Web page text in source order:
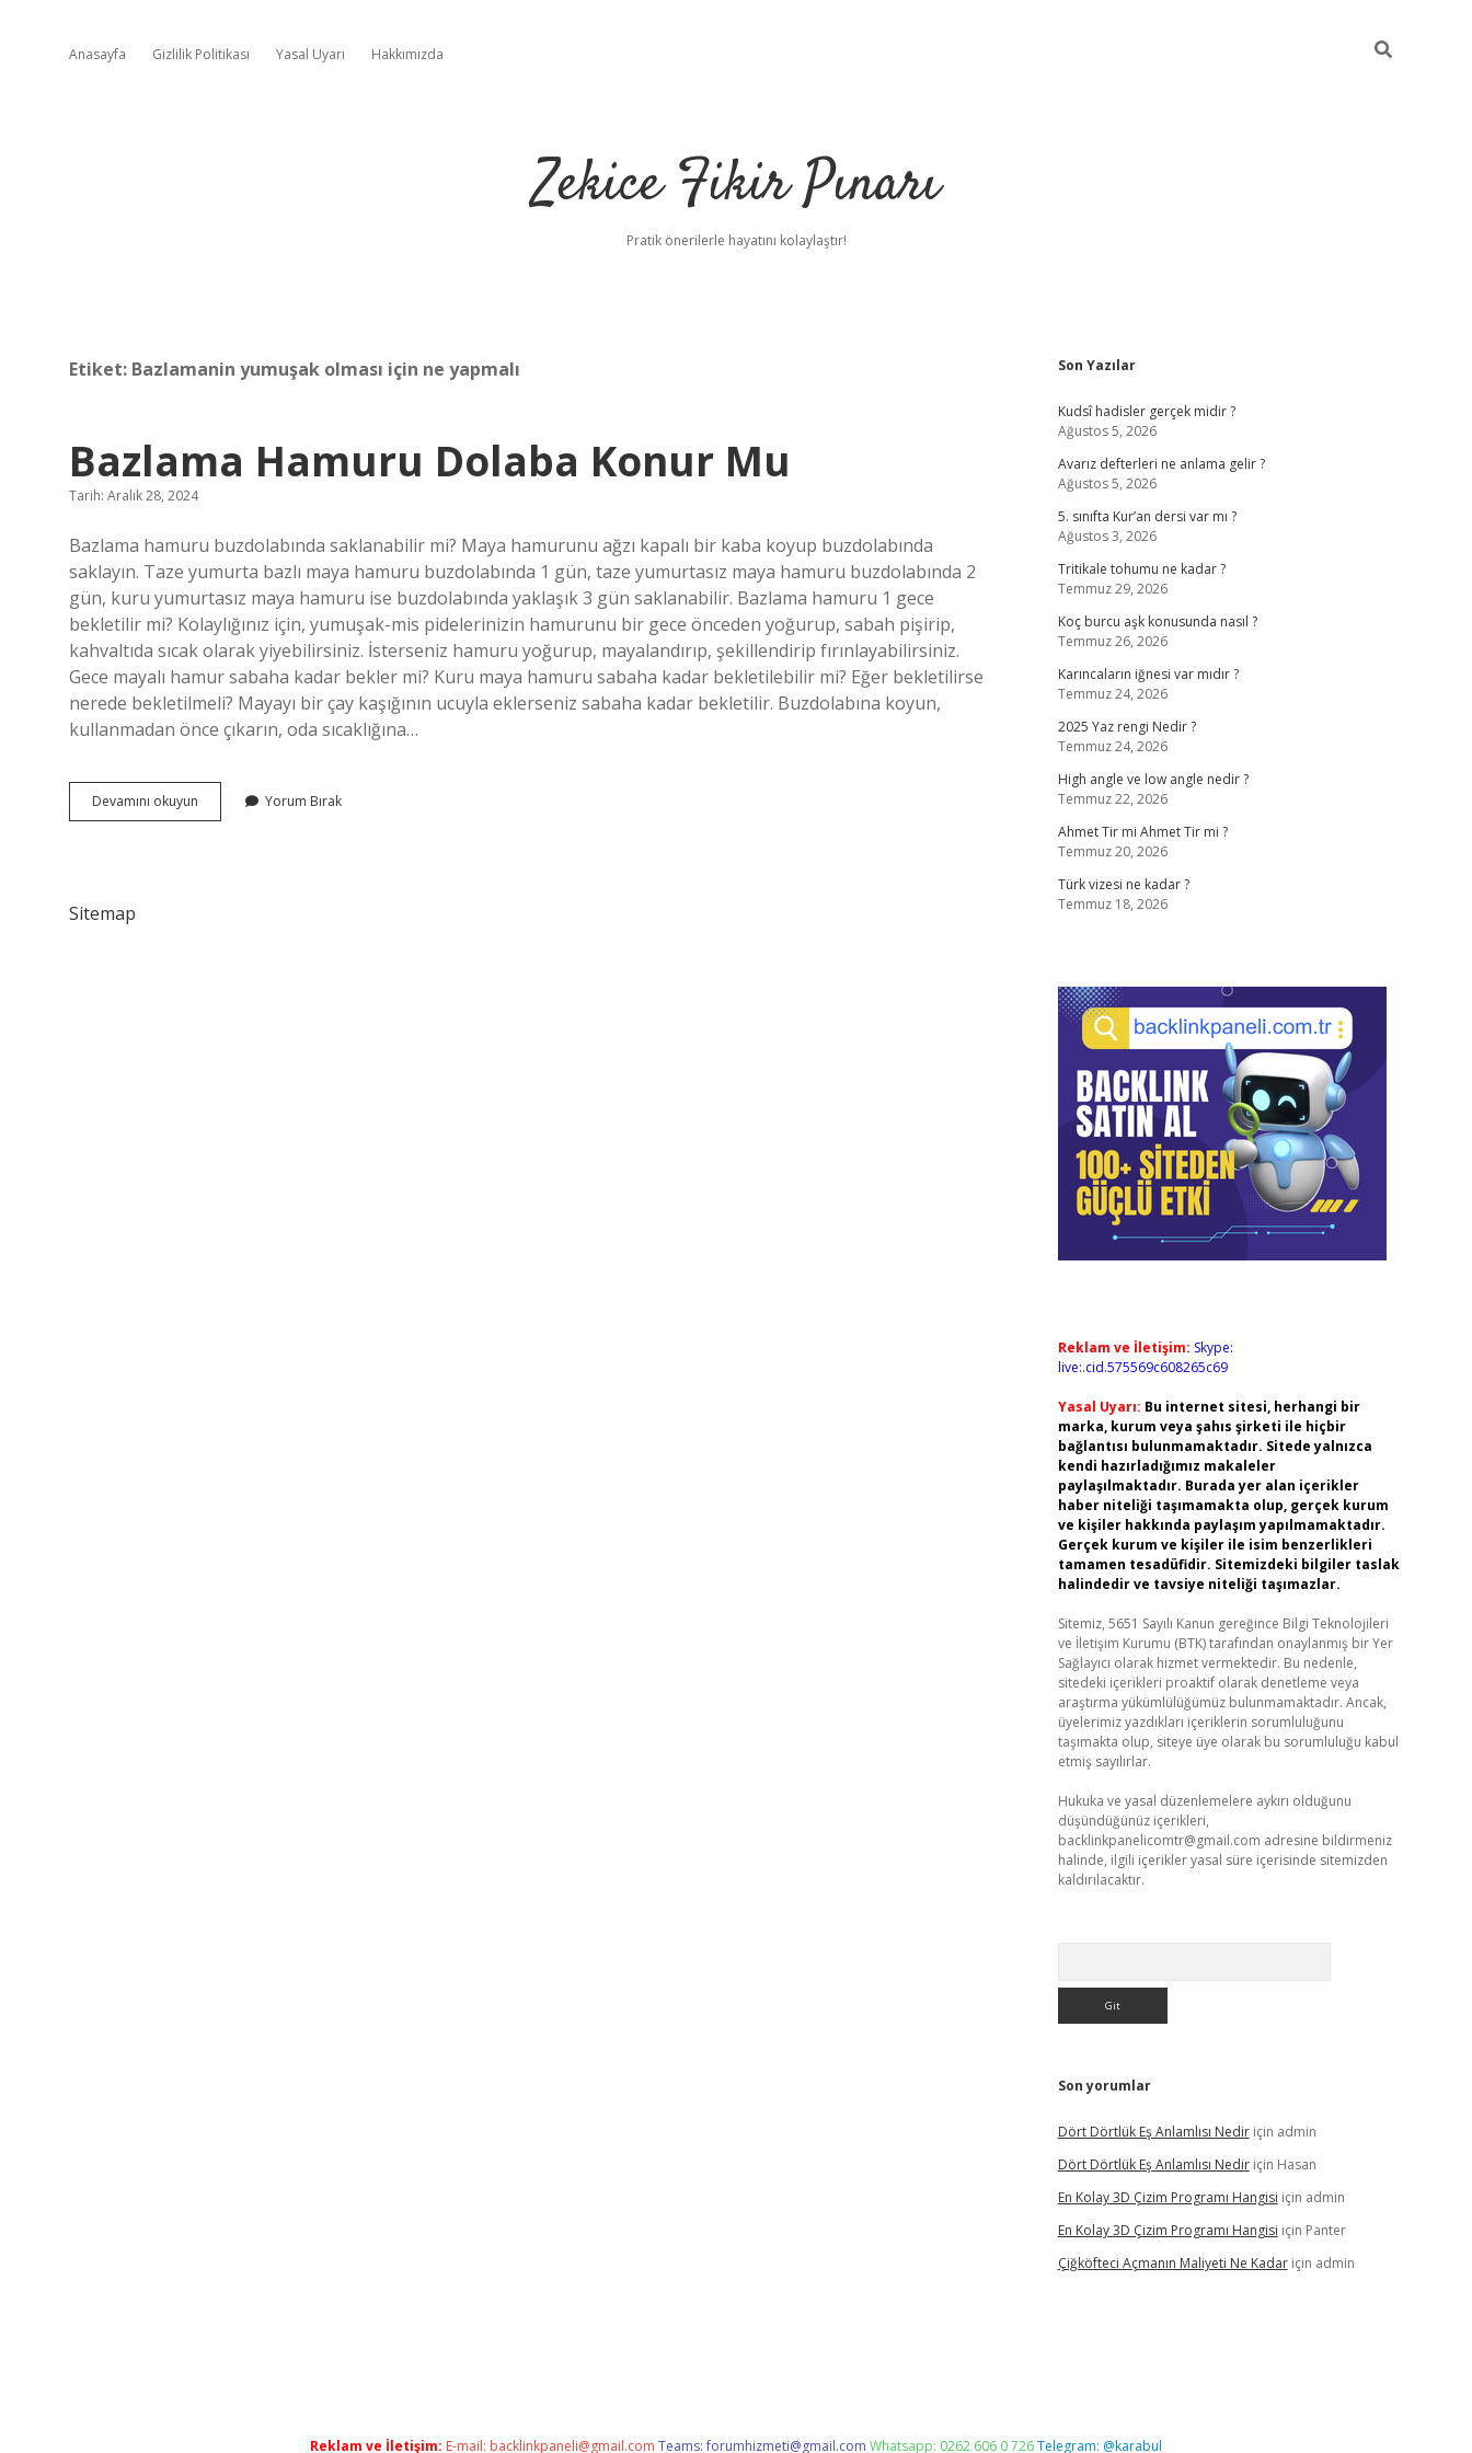
Anasayfa Gizlilik Politikası Yasal Uyarı Hakkımızda
Zekice Fikir Pınarı
Pratik önerilerle hayatını kolaylaştır!
Etiket: Bazlamanin yumuşak olması için ne yapmalı
Bazlama Hamuru Dolaba Konur Mu
Tarih: Aralık 28, 2024
Bazlama hamuru buzdolabında saklanabilir mi? Maya hamurunu ağzı kapalı bir kaba koyup buzdolabında
saklayın. Taze yumurta bazlı maya hamuru buzdolabında 1 gün, taze yumurtasız maya hamuru buzdolabında 2
gün, kuru yumurtasız maya hamuru ise buzdolabında yaklaşık 3 gün saklanabilir. Bazlama hamuru 1 gece
bekletilir mi? Kolaylığınız için, yumuşak-mis pidelerinizin hamurunu bir gece önceden yoğurup, sabah pişirip,
kahvaltıda sıcak olarak yiyebilirsiniz. İsterseniz hamuru yoğurup, mayalandırıp, şekillendirip fırınlayabilirsiniz.
Gece mayalı hamur sabaha kadar bekler mi? Kuru maya hamuru sabaha kadar bekletilebilir mi? Eğer bekletilirse
nerede bekletilmeli? Mayayı bir çay kaşığının ucuyla eklerseniz sabaha kadar bekletilir. Buzdolabına koyun,
kullanmadan önce çıkarın, oda sıcaklığına…
Devamını okuyun Bazlama
Hamuru
Yorum Bırak
Sitemap
Sidebar
Son Yazılar
Kudsî hadisler gerçek midir ?
Ağustos 5, 2026
Avarız defterleri ne anlama gelir ?
Ağustos 5, 2026
5. sınıfta Kur’an dersi var mı ?
Ağustos 3, 2026
Tritikale tohumu ne kadar ?
Temmuz 29, 2026
Koç burcu aşk konusunda nasıl ?
Temmuz 26, 2026
Karıncaların iğnesi var mıdır ?
Temmuz 24, 2026
2025 Yaz rengi Nedir ?
Temmuz 24, 2026
High angle ve low angle nedir ?
Temmuz 22, 2026
Ahmet Tir mi Ahmet Tir mi ?
Temmuz 20, 2026
Türk vizesi ne kadar ?
Temmuz 18, 2026
Reklam ve İletişim: Skype:
live:.cid.575569c608265c69
Yasal Uyarı: Bu internet sitesi, herhangi bir
marka, kurum veya şahıs şirketi ile hiçbir
bağlantısı bulunmamaktadır. Sitede yalnızca
kendi hazırladığımız makaleler
paylaşılmaktadır. Burada yer alan içerikler
haber niteliği taşımamakta olup, gerçek kurum
ve kişiler hakkında paylaşım yapılmamaktadır.
Gerçek kurum ve kişiler ile isim benzerlikleri
tamamen tesadüfidir. Sitemizdeki bilgiler taslak
halindedir ve tavsiye niteliği taşımazlar.
Sitemiz, 5651 Sayılı Kanun gereğince Bilgi Teknolojileri
ve İletişim Kurumu (BTK) tarafından onaylanmış bir Yer
Sağlayıcı olarak hizmet vermektedir. Bu nedenle,
sitedeki içerikleri proaktif olarak denetleme veya
araştırma yükümlülüğümüz bulunmamaktadır. Ancak,
üyelerimiz yazdıkları içeriklerin sorumluluğunu
taşımakta olup, siteye üye olarak bu sorumluluğu kabul
etmiş sayılırlar.
Hukuka ve yasal düzenlemelere aykırı olduğunu
düşündüğünüz içerikleri,
backlinkpanelicomtr@gmail.com adresine bildirmeniz
halinde, ilgili içerikler yasal süre içerisinde sitemizden
kaldırılacaktır.
Son yorumlar
Dört Dörtlük Eş Anlamlısı Nediriçin admin
Dört Dörtlük Eş Anlamlısı Nediriçin Hasan
En Kolay 3D Çizim Programı Hangisi için admin
En Kolay 3D Çizim Programı Hangisi için Panter
Çiğköfteci Açmanın Maliyeti Ne Kadariçin admin
Reklam ve İletişim: E-mail: backlinkpaneli@gmail.com Teams:forumhizmeti@gmail.com Whatsapp: 0262 606 0 726Telegram: @karabul